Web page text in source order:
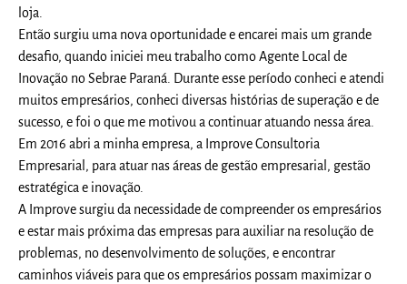
loja.
Então surgiu uma nova oportunidade e encarei mais um grande
desafio, quando iniciei meu trabalho como Agente Local de
Inovação no Sebrae Paraná. Durante esse período conheci e atendi
muitos empresários, conheci diversas histórias de superação e de
sucesso, e foi o que me motivou a continuar atuando nessa área.
Em 2016 abri a minha empresa, a Improve Consultoria
Empresarial, para atuar nas áreas de gestão empresarial, gestão
estratégica e inovação.
A Improve surgiu da necessidade de compreender os empresários
e estar mais próxima das empresas para auxiliar na resolução de
problemas, no desenvolvimento de soluções, e encontrar
caminhos viáveis para que os empresários possam maximizar o